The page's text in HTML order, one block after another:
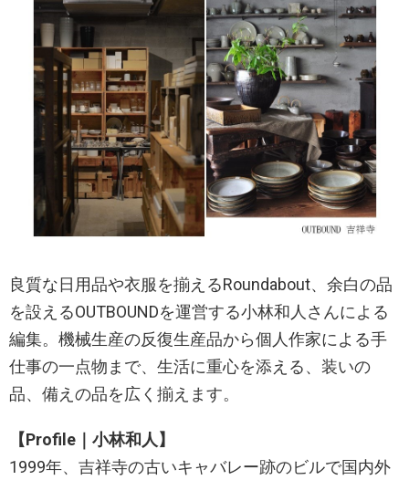
良質な日用品や衣服を揃えるRoundabout、余白の品
を設えるOUTBOUNDを運営する小林和人さんによる
編集。機械生産の反復生産品から個人作家による手
仕事の一点物まで、生活に重心を添える、装いの
品、備えの品を広く揃えます。
【Profile｜小林和人】
1999年、吉祥寺の古いキャバレー跡のビルで国内外